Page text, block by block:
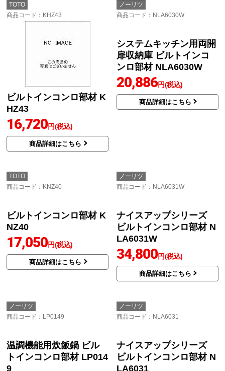
TOTO
商品コード ：KHZ43
ビルトインコンロ部材 K
HZ43
16,720円(税込)
商品詳細はこちら
ノーリツ
商品コード ：NLA6030W
20,886
商品詳細はこちら
TOTO
ビルトインコンロ部材 K
NZ40
ノーリツ
商品コード：NLA6031W
ナイスアップシリーズ
ビルトインコンロ部材 N